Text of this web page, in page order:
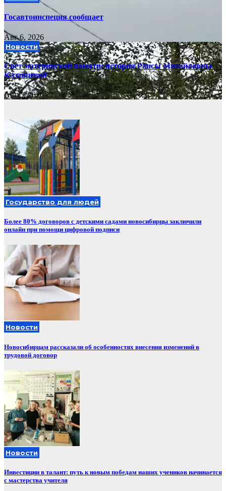
Госавтоинспеция сообщает
Авг 6, 2026
Новости
Свет материнской памяти: история Раисы Михайловны
Казанцевой
Авг 5, 2026
Государство для людей
Более 80% договоров с детскими садами новосибирцы заключили
онлайн при помощи цифровой подписи
Новости
Новосибирцам рассказали об особенностях внесения изменений в
трудовой договор
Новости
Инвестиции в талант: путь к новым победам наших учеников начинается
с мастерства учителя